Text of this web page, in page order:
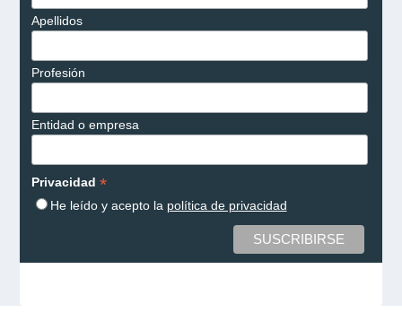
Apellidos
Profesión
Entidad o empresa
Privacidad *
He leído y acepto la política de privacidad